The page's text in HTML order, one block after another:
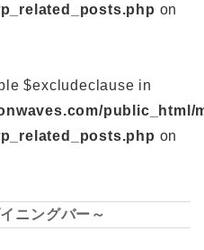
on
$excludeclause in
public_html/
on
ニングバー～